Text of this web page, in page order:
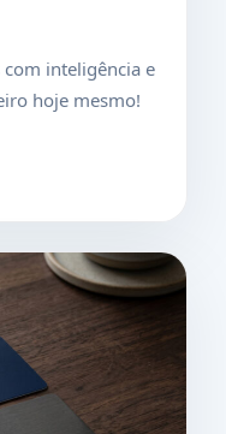
inteligência e
hoje mesmo!